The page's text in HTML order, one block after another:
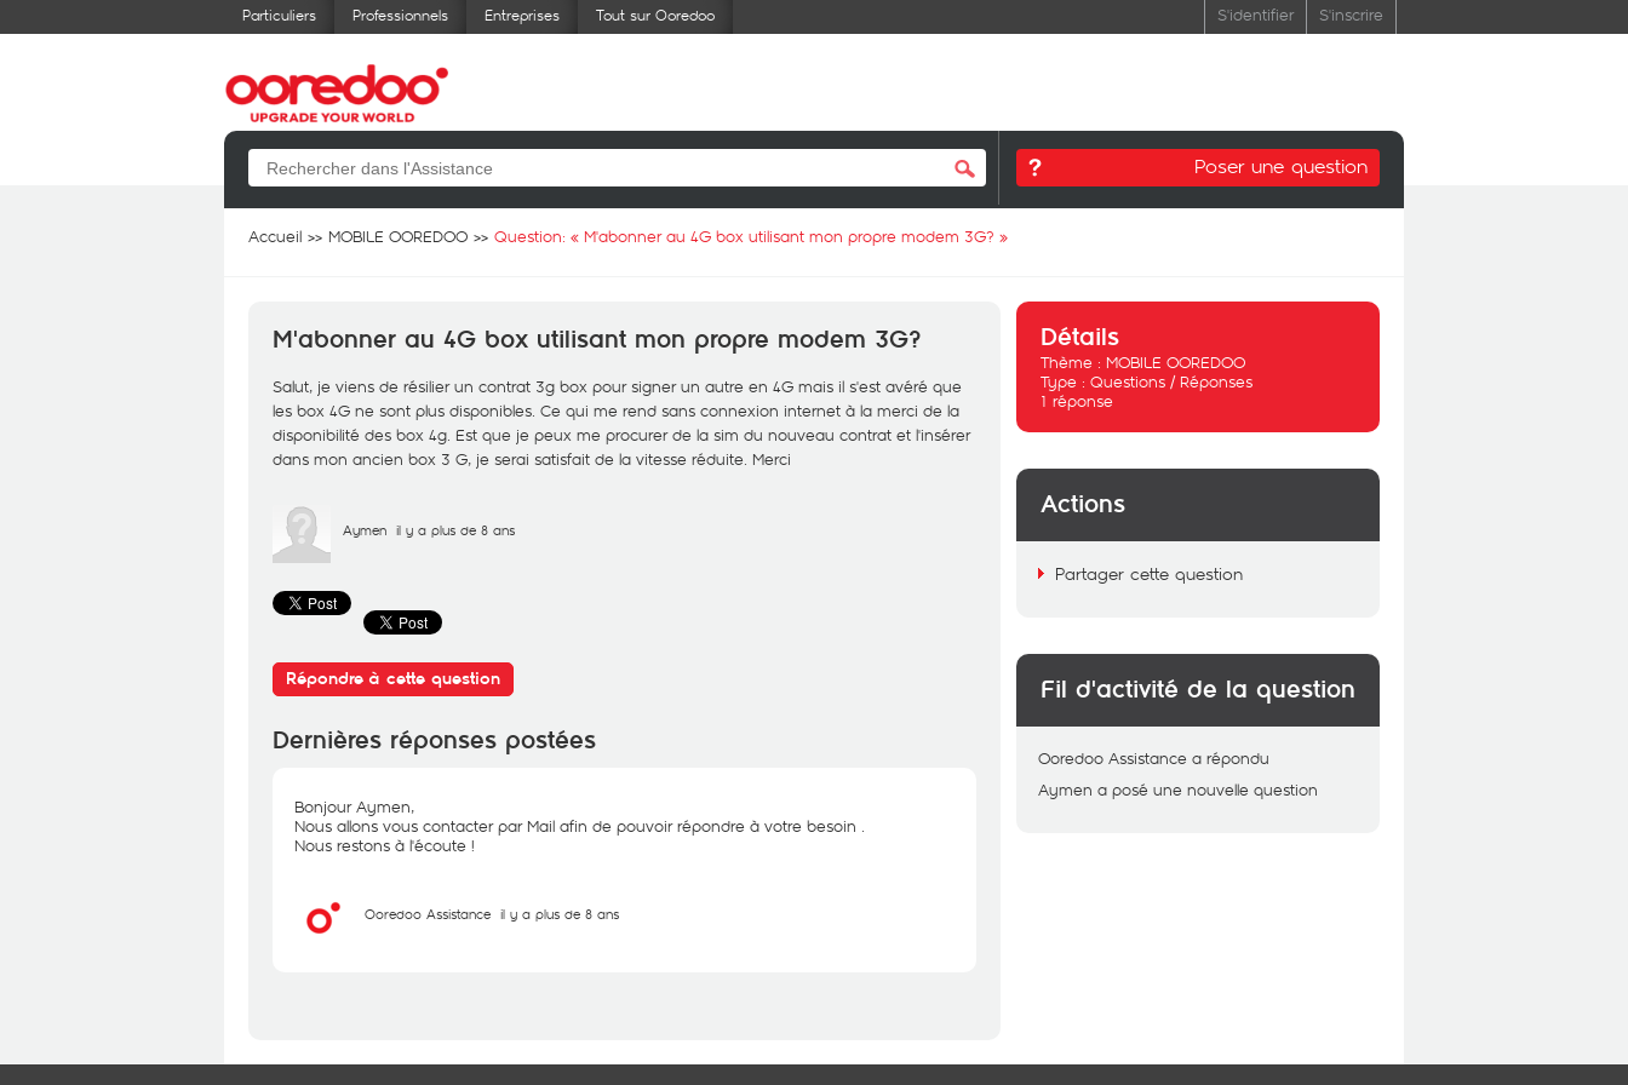
Particuliers Professionnels Entreprises Tout sur Ooredoo S'identifier S'inscrire
Poser une question
Accueil MOBILE OOREDOO Question: « M'abonner au 4G box utilisant mon propre modem 3G? »
M'abonner au 4G box utilisant mon propre modem 3G?
Salut, je viens de résilier un contrat 3g box pour signer un autre en 4G mais il s'est avéré que
les box 4G ne sont plus disponibles. Ce qui me rend sans connexion internet à la merci de la
disponibilité des box 4g. Est que je peux me procurer de la sim du nouveau contrat et l'insérer
dans mon ancien box 3 G, je serai satisfait de la vitesse réduite. Merci
Aymen il y a plus de 8 ans
Répondre à cette question
Dernières réponses postées
Bonjour Aymen,
Nous allons vous contacter par Mail afin de pouvoir répondre à votre besoin .
Nous restons à l'écoute !
Ooredoo Assistance il y a plus de 8 ans
Détails
Thème : MOBILE OOREDOO
Type : Questions / Réponses
1 réponse
Actions
Partager cette question
Fil d'activité de la question
Ooredoo Assistance a répondu
Aymen a posé une nouvelle question